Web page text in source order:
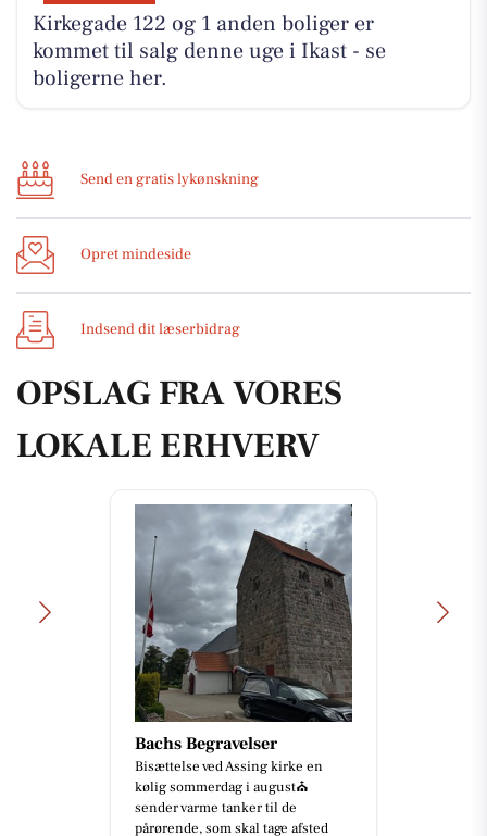
Kirkegade 122 og 1 anden boliger er
kommet til salg denne uge i Ikast - se
boligerne her.
Send en gratis lykønskning
Opret mindeside
Indsend dit læserbidrag
OPSLAG FRA VORES
LOKALE ERHVERV
Bachs Begravelser
Bisættelse ved Assing kirke en
kølig sommerdag i august⛪️
sender varme tanker til de
pårørende, som skal tage afsted